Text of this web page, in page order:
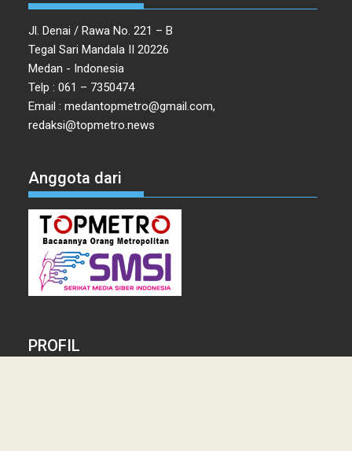
Jl. Denai / Rawa No. 221 – B
Tegal Sari Mandala II 20226
Medan - Indonesia
Telp : 061 – 7350474
Email : medantopmetro@gmail.com,
redaksi@topmetro.news
Anggota dari
PROFIL